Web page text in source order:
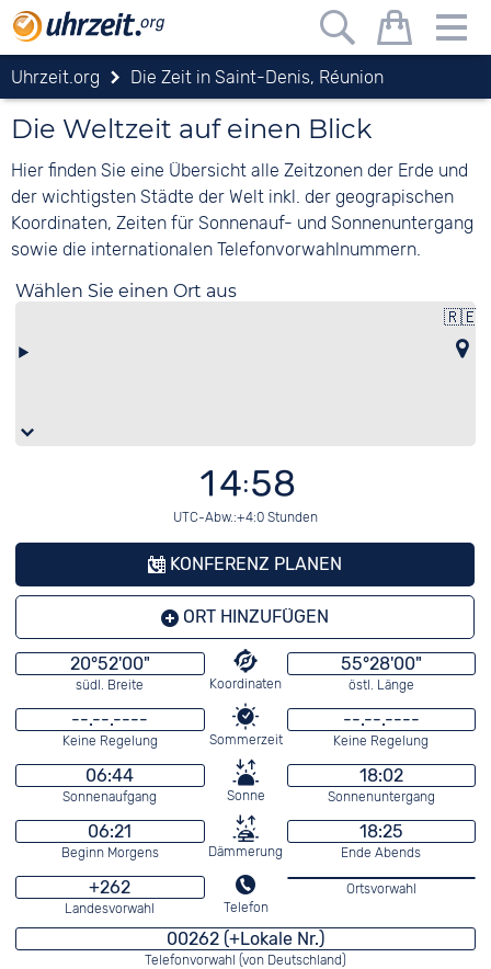
Uhrzeit.org Die Zeit in Saint-Denis, Réunion
Die Weltzeit auf einen Blick
Hier finden Sie eine Übersicht alle Zeitzonen der Erde und
der wichtigsten Städte der Welt inkl. der geograpischen
Koordinaten, Zeiten für Sonnenauf- und Sonnenuntergang
sowie die internationalen Telefonvorwahlnummern.
Wählen Sie einen Ort aus
🇷🇪
14:58
UTC-Abw.:+4:0 Stunden
KONFERENZ PLANEN
ORT HINZUFÜGEN
20°52'00"
südl. Breite Koordinaten
55°28'00"
östl. Länge
--.--.----
Keine Regelung Sommerzeit
--.--.----
Keine Regelung
06:44
Sonnenaufgang Sonne
18:02
Sonnenuntergang
06:21
Beginn Morgens Dämmerung
18:25
Ende Abends
+262
Landesvorwahl Telefon
Ortsvorwahl
00262 (+Lokale Nr.)
Telefonvorwahl (von Deutschland)